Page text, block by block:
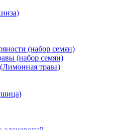
(набор семян)
(набор семян)
трава)